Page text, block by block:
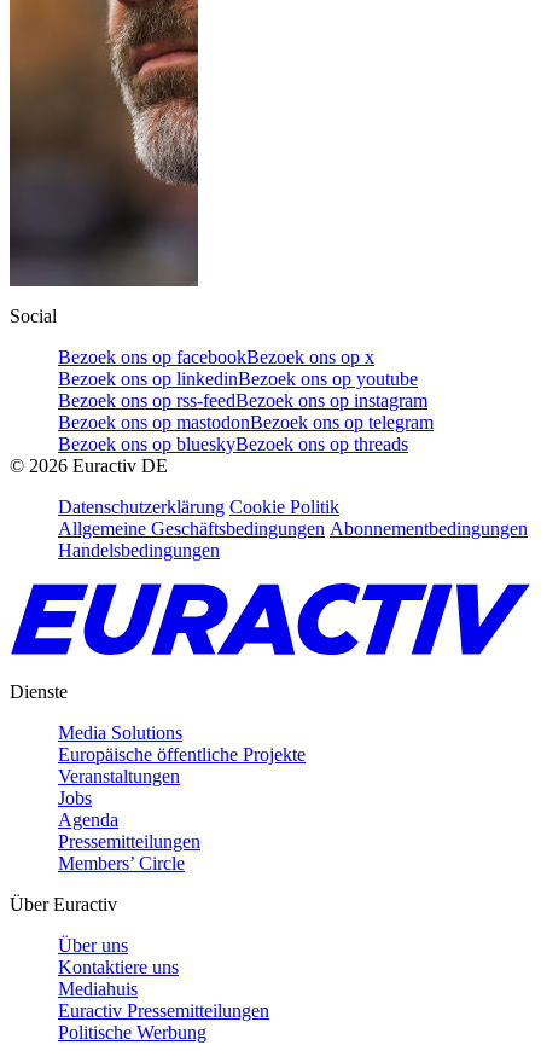
Social
Bezoek ons op facebookBezoek ons op x
Bezoek ons op linkedinBezoek ons op youtube
Bezoek ons op rss-feedBezoek ons op instagram
Bezoek ons op mastodonBezoek ons op telegram
Bezoek ons op blueskyBezoek ons op threads
© 2026 Euractiv DE
Datenschutzerklärung Cookie Politik
Allgemeine Geschäftsbedingungen Abonnementbedingungen
Handelsbedingungen
Dienste
Media Solutions
Europäische öffentliche Projekte
Veranstaltungen
Jobs
Agenda
Pressemitteilungen
Members’ Circle
Über Euractiv
Über uns
Kontaktiere uns
Mediahuis
Euractiv Pressemitteilungen
Politische Werbung